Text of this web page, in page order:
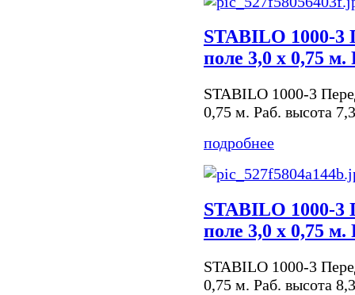
STABILO 1000-3
поле 3,0 х 0,75
STABILO 1000-3
0,75 м. Раб. высота
подробнее
STABILO 1000-3
поле 3,0 х 0,75
STABILO 1000-3
0,75 м. Раб. высота